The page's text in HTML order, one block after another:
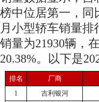
榜中位居第一，同
月小型轿车销量
销量为21930辆，
20.38%。以下是
排名 厂商
1
吉利银河